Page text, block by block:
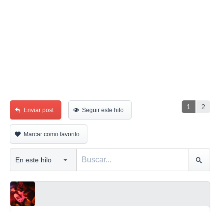
1 2
Enviar post Seguir este hilo
Marcar como favorito